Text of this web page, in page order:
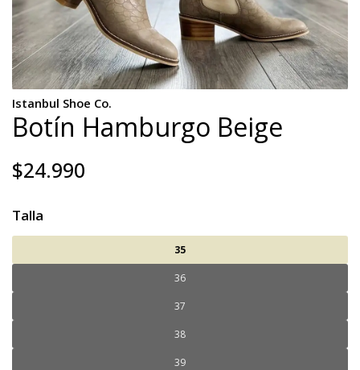
Istanbul Shoe Co.
Botín Hamburgo Beige
$24.990
Talla
35
36
37
38
39